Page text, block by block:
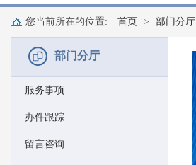
您当前所在的位置: 首页 部门分厅
部门分厅
服务事项
办件跟踪
留言咨询